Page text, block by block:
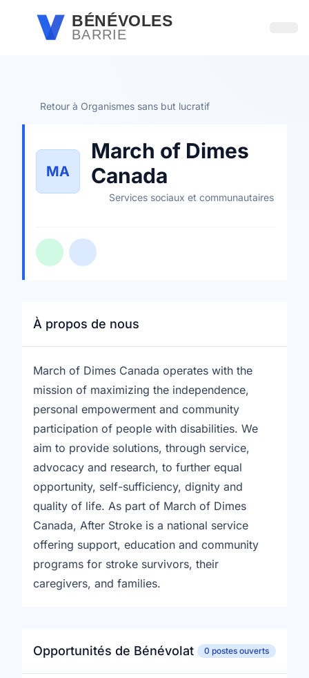
Passer au contenu principal
BÉNÉVOLES
BARRIE
Retour à Organismes sans but lucratif
MA
March of Dimes
Canada
Services sociaux et communautaires
À propos de nous
March of Dimes Canada operates with the
mission of maximizing the independence,
personal empowerment and community
participation of people with disabilities. We
aim to provide solutions, through service,
advocacy and research, to further equal
opportunity, self-sufficiency, dignity and
quality of life. As part of March of Dimes
Canada, After Stroke is a national service
offering support, education and community
programs for stroke survivors, their
caregivers, and families.
Opportunités de Bénévolat 0 postes ouverts